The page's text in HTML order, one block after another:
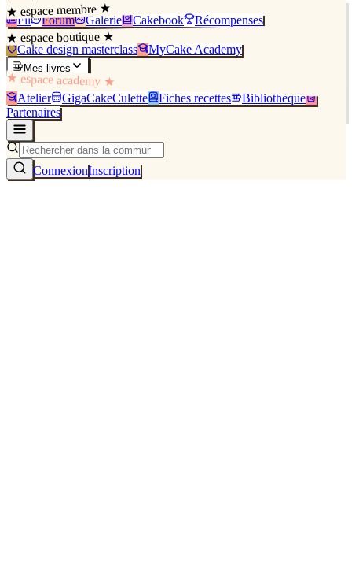
★ espace membre ★
Fil Forum Galerie Cakebook Récompenses
★ espace boutique ★
Cake design masterclass MyCake Academy
Mes livres
★ espace academy ★
Atelier GigaCakeCulette Fiches recettes
Bibliothèque
Partenaires
ConnexionInscription